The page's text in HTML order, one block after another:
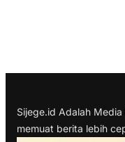
Sijege.id Adalah
memuat berita lebih